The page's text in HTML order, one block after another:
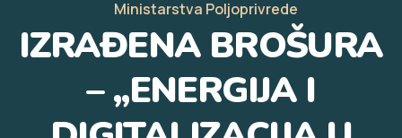
Ministarstva Poljoprivrede
IZRAĐENA BROŠURA
– „ENERGIJA I